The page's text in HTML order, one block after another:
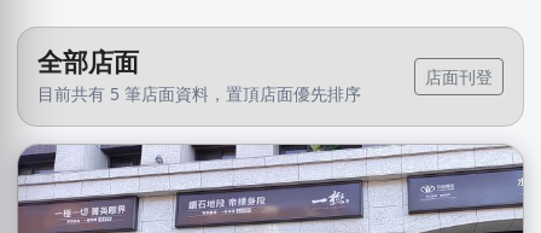
全部店面
目前共有 5 筆店面資料，置頂店面優先排序
店面刊登